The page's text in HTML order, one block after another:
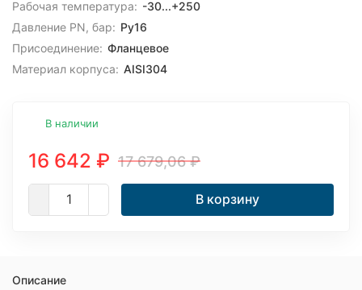
Рабочая температура: -30...+250
Давление PN, бар: Ру16
Присоединение: Фланцевое
Материал корпуса: AISI304
В наличии
16 642 ₽ 17 679,06₽
В корзину
Описание